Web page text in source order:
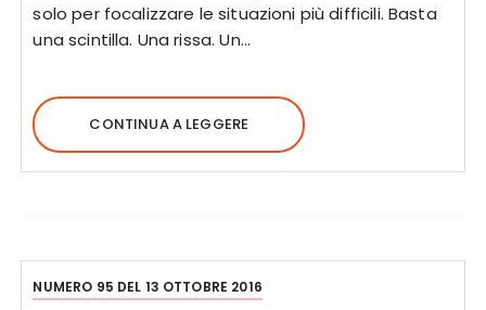
solo per focalizzare le situazioni più difficili. Basta
una scintilla. Una rissa. Un…
CONTINUA A LEGGERE
NUMERO 95 DEL 13 OTTOBRE 2016